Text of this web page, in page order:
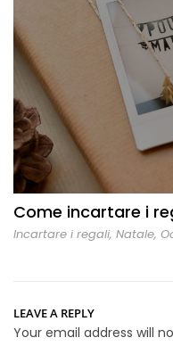
Come incartare i
Incartare i regali, Natale,
LEAVE A REPLY
Your email address will